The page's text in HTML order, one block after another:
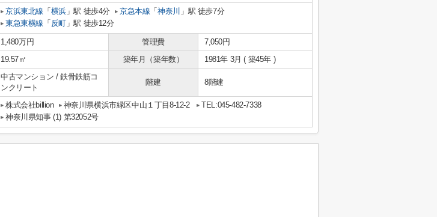
京浜東北線 「 横浜」駅 徒歩4分 京急本線 「神奈川 」駅 徒歩7分
東急東横線 「 反町」駅 徒歩12分
1,480万円 管理費
7,050円
19.57㎡ 築年月（築年数） 1981年 3月 ( 築45年 )
中古マンション / 鉄骨鉄筋コ
ンクリート
階建 8階建
株式会社billion 神奈川県横浜市緑区中山１丁目8-12-2
TEL:045-482-7338
神奈川県知事 (1) 第32052号